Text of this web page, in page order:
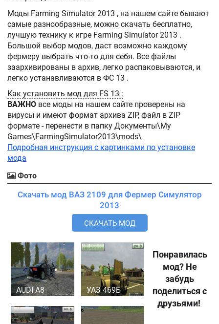
Моды Farming Simulator 2013 , на нашем сайте бывают
самые разнообразные, можно скачать бесплатно,
лучшую технику к игре Farming Simulator 2013 .
Большой выбор модов, даст возможно каждому
фермеру выбрать что-то для себя. Все файлы
заархивированы в архив, легко распаковываются, и
легко устанавливаются в ФС 13 .
Как установить мод для FS 13 :
ВАЖНО все моды на нашем сайте проверены на
вирусы и имеют формат архива ZIP, файл в ZIP
формате - перенести в папку Документы\My
Games\FarmingSimulator2013\mods\
Подробная инструкция с картинками по установке
мода
Фото
Скачать мод ВАЗ 2109 для Фермер Симулятор
2013
СКАЧАТЬ МОД
AUDI A8 УАЗ 469Б
Понравилась
мод? Не
забудь
поделиться с
друзьями!